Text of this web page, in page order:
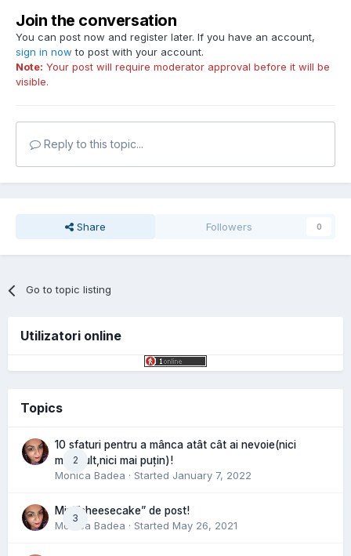
Join the conversation
You can post now and register later. If you have an account,
sign in now to post with your account.
Note: Your post will require moderator approval before it will be
visible.
Reply to this topic...
Share Followers 0
Go to topic listing
Utilizatori online
Topics
2
10 sfaturi pentru a mânca atât cât ai nevoie(nici
mai mult,nici mai puțin)!
Monica Badea · Started January 7, 2022
3
Mini”cheesecake” de post!
Monica Badea · Started May 26, 2021